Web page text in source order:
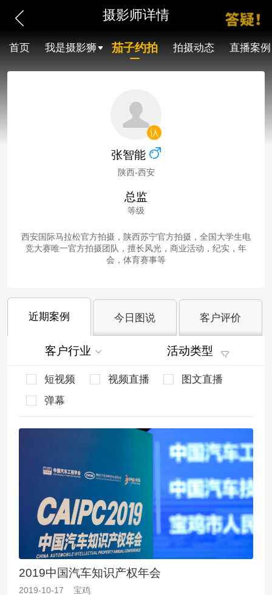
摄影师详情
首页 我是摄影狮 茄子约拍 拍摄动态 直播案例
张智能
陕西-西安
总监
等级
西安国际马拉松官方拍摄，陕西苏宁官方拍摄，全国大学生电
竞大赛唯一官方拍摄团队，擅长风光，商业活动，纪实，年
会，体育赛事等
近期案例 今日图说 客户评价
客户行业 活动类型
短视频 视频直播
图文直播
弹幕
2019中国汽车知识产权年会
2019-10-17 宝鸡